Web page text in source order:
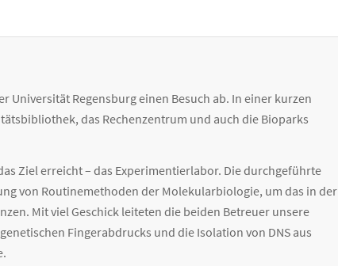
Universität Regensburg einen Besuch ab. In einer kurzen
das Rechenzentrum und auch die Bioparks
Ziel erreicht – das Experimentierlabor. Die durchgeführte
von Routinemethoden der Molekularbiologie, um das in der
Mit viel Geschick leiteten die beiden Betreuer unsere
Fingerabdrucks und die Isolation von DNS aus